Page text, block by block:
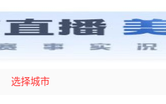
选择城市